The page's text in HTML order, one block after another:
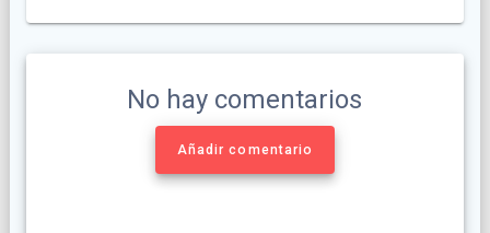
No hay comentarios
Añadir comentario